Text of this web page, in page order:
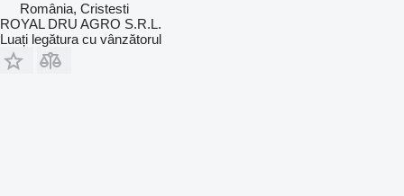
România, Cristesti
ROYAL DRU AGRO S.R.L.
Luați legătura cu vânzătorul